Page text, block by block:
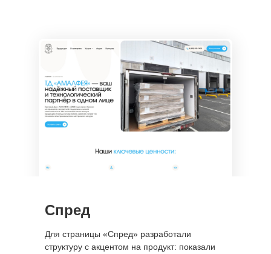
Для страницы «Спред» разработали
структуру с акцентом на продукт: показали
Спред
Санкт-Петербург
пр. Просвещения, 32к1
Москва
пр. Чермянский. 7
Черногория
(Montenegro, Tivat - Porto